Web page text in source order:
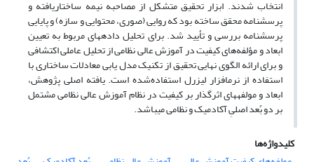
انتخاب شدند. ابزار تحقیق متشکل از مصاحبه نیمه ساختاریافته و
پرسشنامه محقق ساخته بود که روایی (صوری، محتوایی و سازه) و پایایی
پرسشنامه بررسی و تأیید شد. برای تحلیل داده­های مربوط به تعیین
ابعاد و مؤلفه‌های کیفیت در آموزش عالی نظامی از تحلیل عاملی اکتشافی
و برای ارائه الگوی نهایی تحقیق از تکنیک مدل یابی معادلات ساختاری با
استفاده از نرم­افزار لیزرل استفاده‌شده است. یافته­ اصلی پژوهش،
ابعاد و مولفه­های اثرگذار بر کیفیت در نظام آموزش عالی نظامی مشتمل
بر دو بُعد اصلیِ آکادمیک و نظامی می­باشد.
کلیدواژه‌ها